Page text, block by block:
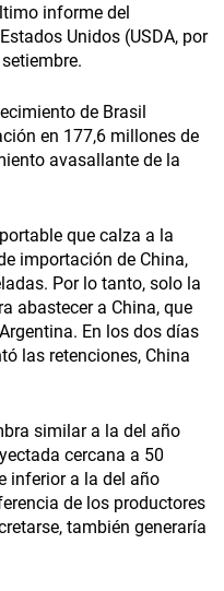
informe del
Unidos (USDA, por
de Brasil
en 177,6 millones de
avasallante de la
que calza a la
importación de China,
Por lo tanto, solo la
abastecer a China, que
En los dos días
las retenciones, China
similar a la del año
cercana a 50
inferior a la del año
de los productores
también generaría